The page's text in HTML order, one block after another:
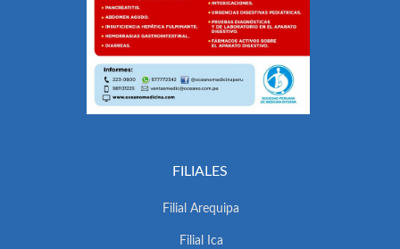
FILIALES
Filial Arequipa
Filial Ica